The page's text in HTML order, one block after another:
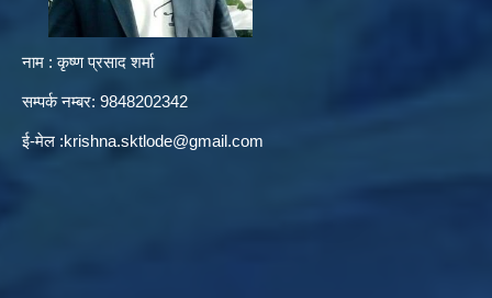
नाम : कृष्ण प्रसाद शर्मा
सम्पर्क नम्बर: 9848202342
ई-मेल :krishna.sktlode@gmail.com